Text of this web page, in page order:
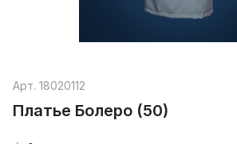
Арт. 18020112
Платье Болеро (50)